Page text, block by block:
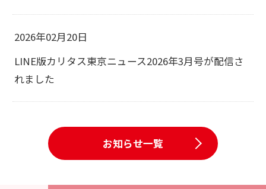
2026年02月20日
LINE版カリタス東京ニュース2026年3月号が配信さ
れました
お知らせ一覧